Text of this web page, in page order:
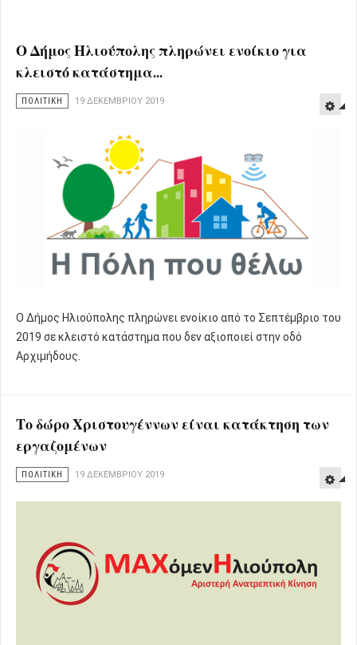
Ο Δήμος Ηλιούπολης πληρώνει ενοίκιο για
κλειστό κατάστημα...
ΠΟΛΙΤΙΚΗ 19 ΔΕΚΕΜΒΡΊΟΥ 2019
Ο Δήμος Ηλιούπολης πληρώνει ενοίκιο από το Σεπτέμβριο του
2019 σε κλειστό κατάστημα που δεν αξιοποιεί στην οδό
Αρχιμήδους.
Το δώρο Χριστουγέννων είναι κατάκτηση των
εργαζομένων
ΠΟΛΙΤΙΚΗ 19 ΔΕΚΕΜΒΡΊΟΥ 2019